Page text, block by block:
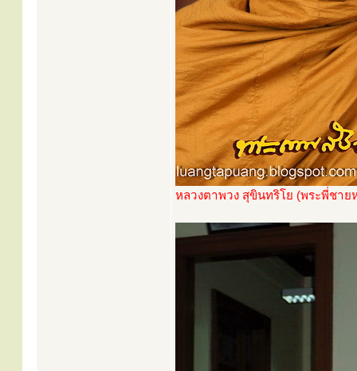
หลวงตาพวง สุขินทริโย (พระพี่ชา